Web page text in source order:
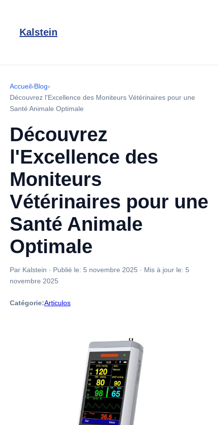
Kalstein
Accueil›Blog›
Découvrez l'Excellence des Moniteurs Vétérinaires pour une
Santé Animale Optimale
Découvrez
l'Excellence des
Moniteurs
Vétérinaires pour une
Santé Animale
Optimale
Par Kalstein · Publié le: 5 novembre 2025 · Mis à jour le: 5
novembre 2025
Catégorie:Articulos